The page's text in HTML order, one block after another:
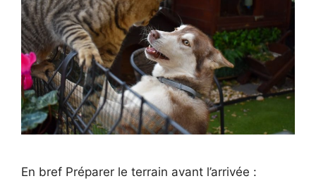
En bref Préparer le terrain avant l’arrivée :